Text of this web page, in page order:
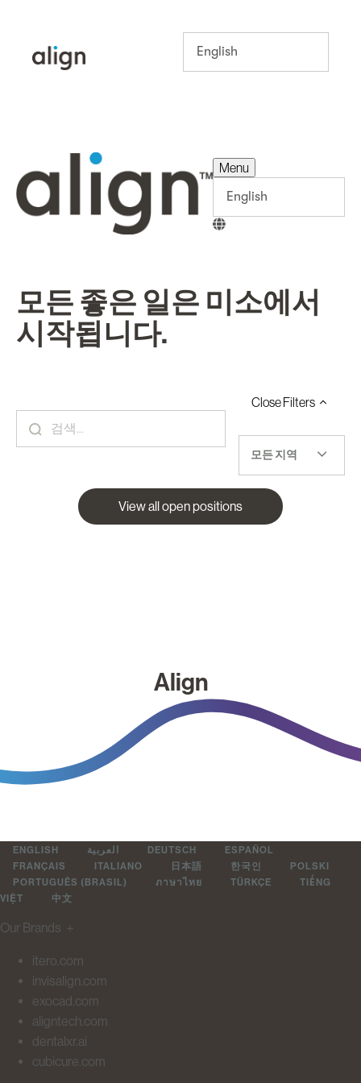
Menu
모든 좋은 일은 미소에서
시작됩니다.
CloseFilters
모든 지역
View all open positions
Align
ENGLISH العربية DEUTSCH
ESPAÑOL
FRANÇAIS
ITALIANO 日本語 한국인
POLSKI
PORTUGUÊS (BRASIL)
ภาษาไทย TÜRKÇE
TIẾNG
VIỆT
中文
Our Brands ＋
itero.com
invisalign.com
exocad.com
aligntech.com
dentalxr.ai
cubicure.com